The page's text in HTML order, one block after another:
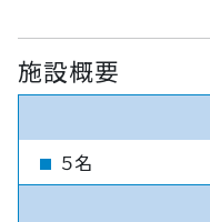
施設概要
５名